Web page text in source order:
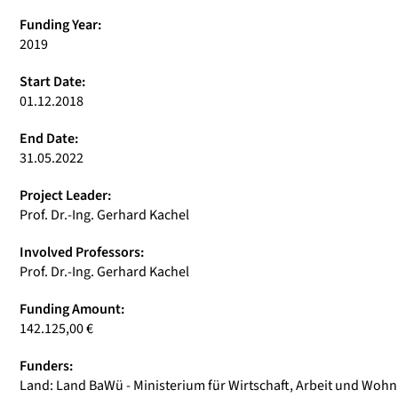
Funding Year:
2019
Start Date:
01.12.2018
End Date:
31.05.2022
Project Leader:
Prof. Dr.-Ing. Gerhard Kachel
Involved Professors:
Prof. Dr.-Ing. Gerhard Kachel
Funding Amount:
142.125,00 €
Funders:
Land: Land BaWü - Ministerium für Wirtschaft, Arbeit und